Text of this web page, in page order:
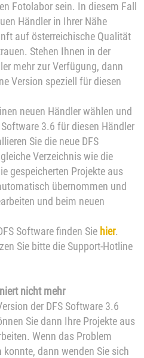
Fotolabor sein. In diesem Fall
Händler in Ihrer Nähe
auf österreichische Qualität
Stehen Ihnen in der
mehr zur Verfügung, dann
Version speziell für diesen
neuen Händler wählen und
3.6 für diesen Händler
Sie die neue DFS
Verzeichnis wie die
gespeicherten Projekte aus
übernommen und
und beim neuen
Software finden Sie hier.
Sie bitte die Support-Hotline
nicht mehr
der DFS Software 3.6
Sie dann Ihre Projekte aus
Wenn das Problem
dann wenden Sie sich